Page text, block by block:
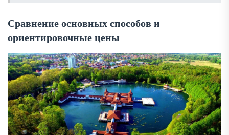
Сравнение основных способов и
ориентировочные цены